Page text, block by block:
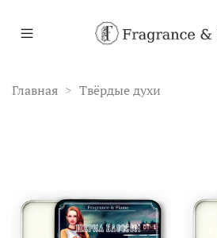
Главная Твёрдые духи